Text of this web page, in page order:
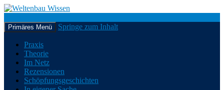
Weltenbau Wissen
Primäres Menü Springe zum Inhalt
Praxis
Theorie
Im Netz
Rezensionen
Schöpfungsgeschichten